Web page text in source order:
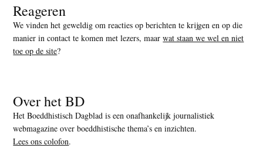
Reageren
We vinden het geweldig om reacties op berichten te krijgen en op die
manier in contact te komen met lezers, maarwat staan we wel en niet
toe op de site?
Over het BD
Het Boeddhistisch Dagblad is een onafhankelijk journalistiek
webmagazine over boeddhistische thema’s en inzichten.
Lees ons colofon.